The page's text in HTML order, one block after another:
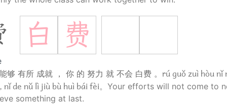
白 费
够 有所 成就 ， 你 的 努力 就 不会 白费 。 rú guǒ zuì hòu nǐ
de nǔ lì jiù bù huì bái fèi。 Your efforts will not come to
something at last.